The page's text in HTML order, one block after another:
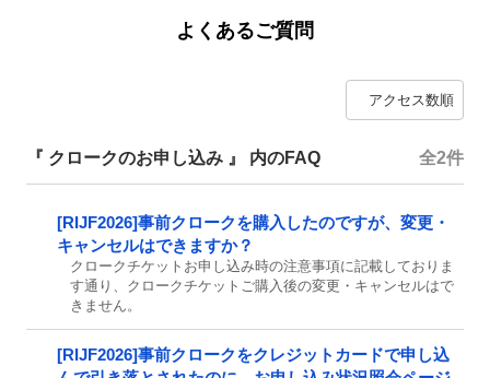
よくあるご質問
『 クロークのお申し込み 』 内のFAQ 全2件
[RIJF2026]事前クロークを購入したのですが、変更・
キャンセルはできますか？
クロークチケットお申し込み時の注意事項に記載しておりま
す通り、クロークチケットご購入後の変更・キャンセルはで
きません。
[RIJF2026]事前クロークをクレジットカードで申し込